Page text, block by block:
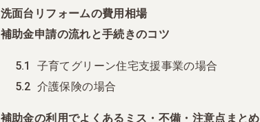
洗面台リフォームの費用相場
補助金申請の流れと手続きのコツ
子育てグリーン住宅支援事業の場合
介護保険の場合
補助金の利用でよくあるミス・不備・注意点まとめ